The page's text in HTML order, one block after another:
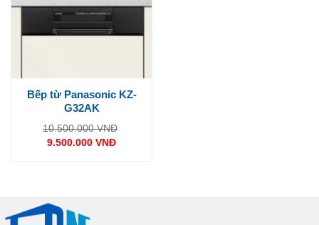
Bếp từ Panasonic KZ-
G32AK
10.500.000VNĐ
9.500.000 VNĐ